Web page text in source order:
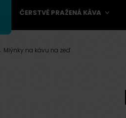
ČERSTVĚ PRAŽENÁ KÁVA
Mlýnky na kávu na zeď